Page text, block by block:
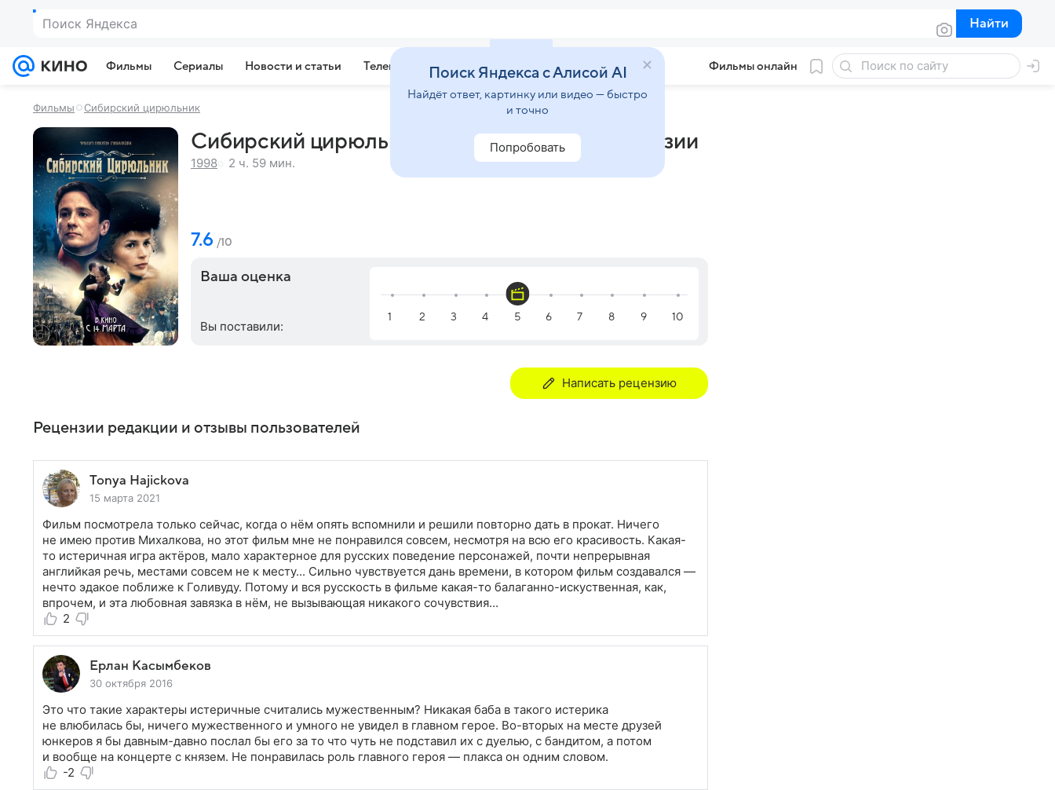
Поиск Яндекса Найти
Найти
Фильмы Сериалы Новости и статьи Телепрограмма Звезды Фильмы онлайн
Фильмы Сибирский цирюльник
Сибирский цирюльник (1998) - отзывы и рецензии
1998 2 ч. 59 мин.
7.6 /10
Ваша оценка
Вы поставили:
Написать рецензию
Рецензии редакции и отзывы пользователей
Tonya Hajickova
15 марта 2021
Фильм посмотрела только сейчас, когда о нём опять вспомнили и решили повторно дать в прокат. Ничего
не имею против Михалкова, но этот фильм мне не понравился совсем, несмотря на всю его красивость. Какая-
то истеричная игра актёров, мало характерное для русских поведение персонажей, почти непрерывная
английкая речь, местами совсем не к месту... Сильно чувствуется дань времени, в котором фильм создавался —
нечто эдакое поближе к Голивуду. Потому и вся русскость в фильме какая-то балаганно-искуственная, как,
впрочем, и эта любовная завязка в нём, не вызывающая никакого сочувствия...
2
Ерлан Касымбеков
30 октября 2016
Это что такие характеры истеричные считались мужественным? Никакая баба в такого истерика
не влюбилась бы, ничего мужественного и умного не увидел в главном герое. Во-вторых на месте друзей
юнкеров я бы давным-давно послал бы его за то что чуть не подставил их с дуелью, с бандитом, а потом
и вообще на концерте с князем. Не понравилась роль главного героя — плакса он одним словом.
-2
Поиск Яндекса с Алисой AI
Найдёт ответ, картинку или видео — быстро
и точно
Попробовать